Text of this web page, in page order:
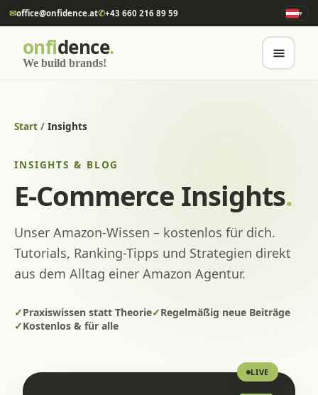
✉office@onfidence.at✆+43 660 216 89 59 ▾
onfidence.
We build brands!
Start / Insights
INSIGHTS & BLOG
E-Commerce Insights.
Unser Amazon-Wissen – kostenlos für dich.
Tutorials, Ranking-Tipps und Strategien direkt
aus dem Alltag einer Amazon Agentur.
✓Praxiswissen statt Theorie✓Regelmäßig neue Beiträge
✓Kostenlos & für alle
LIVE